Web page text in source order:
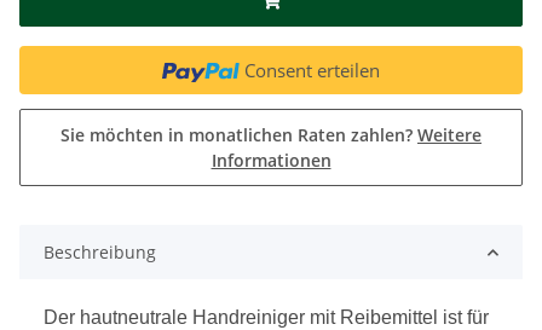
Consent erteilen
Sie möchten in monatlichen Raten zahlen? Weitere
Informationen
Beschreibung
Der hautneutrale Handreiniger mit Reibemittel ist für